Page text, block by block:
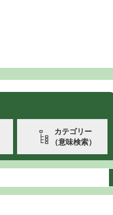
カテゴリー
（意味検索）